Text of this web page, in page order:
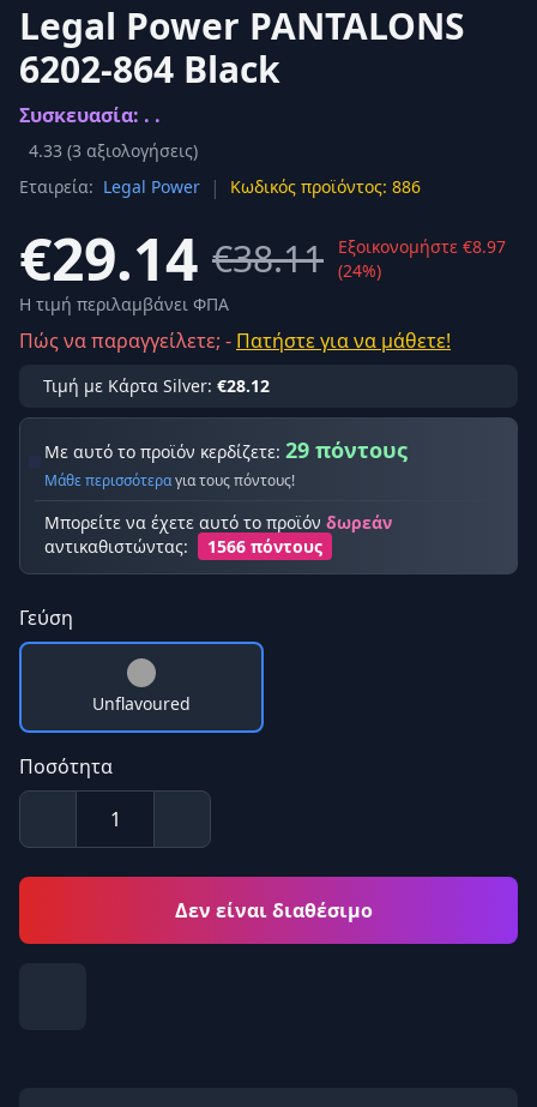
Legal Power PANTALONS
6202-864 Black
Συσκευασία: . .
4.33 (3 αξιολογήσεις)
Εταιρεία: Legal Power | Κωδικός προϊόντος: 886
€29.14 €38.11
Εξοικονομήστε €8.97
(24%)
Η τιμή περιλαμβάνει ΦΠΑ
Πώς να παραγγείλετε; - Πατήστε για να μάθετε!
Τιμή με Κάρτα Silver: €28.12
Με αυτό το προϊόν κερδίζετε: 29 πόντους
Μάθε περισσότεραγια τους πόντους!
Μπορείτε να έχετε αυτό το προϊόν δωρεάν
αντικαθιστώντας:
1566 πόντους
Γεύση
Unflavoured
Ποσότητα
Δεν είναι διαθέσιμο